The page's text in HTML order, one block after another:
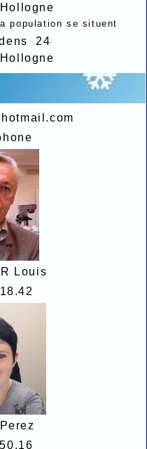
population se situent
24
Louis